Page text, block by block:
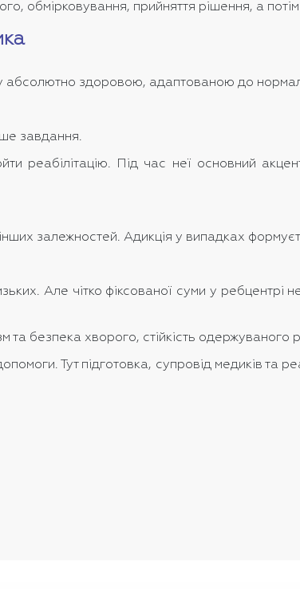
обмірковування, прийняття рішення, а
абсолютно здоровою, адаптованою до
завдання.
реабілітацію. Під час неї основний
залежностей. Адикція у випадках
Але чітко фіксованої суми у
безпека хворого, стійкість одержуваного
Тут підготовка, супровід медиків та